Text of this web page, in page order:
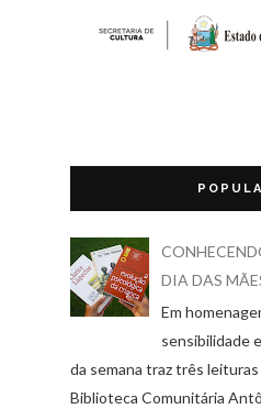
DIA DAS
Em
sensibilidade
da semana traz três
Biblioteca Comunitária